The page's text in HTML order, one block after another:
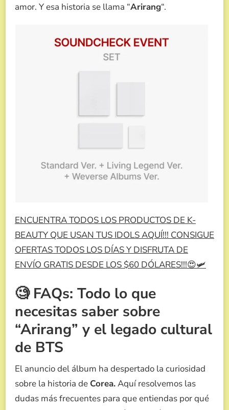
amor. Y esa historia se llama “Arirang“.
ENCUENTRA TODOS LOS PRODUCTOS DE K-
BEAUTY QUE USAN TUS IDOLS AQUÍ!!! CONSIGUE
OFERTAS TODOS LOS DÍAS Y DISFRUTA DE
ENVÍO GRATIS DESDE LOS $60 DÓLARES!!!😍🛩️
🧐 FAQs: Todo lo que
necesitas saber sobre
“Arirang” y el legado cultural
de BTS
El anuncio del álbum ha despertado la curiosidad
sobre la historia de Corea.Aquí resolvemos las
dudas más frecuentes para que entiendas por qué